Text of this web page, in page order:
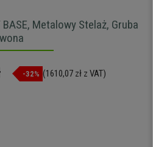
Metalowy Stelaż, Gruba
-32% (1610,07 zł z VAT)